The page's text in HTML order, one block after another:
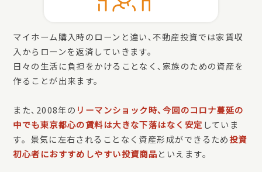
マイホーム購入時のローンと違い､不動産投資では家賃収
入からローンを返済していきます。
日々の生活に負担をかけることなく､家族のための資産を
作ることが出来ます。
また､2008年の リーマンショック時､今回のコロナ蔓延の
中でも東京都心の賃料は大きな下落はなく安定 していま
す。景気に左右されることなく資産形成ができるため投資
初心者におすすめしやすい投資商品といえます。